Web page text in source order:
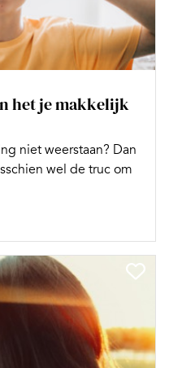
het je makkelijk
niet weerstaan? Dan
wel de truc om